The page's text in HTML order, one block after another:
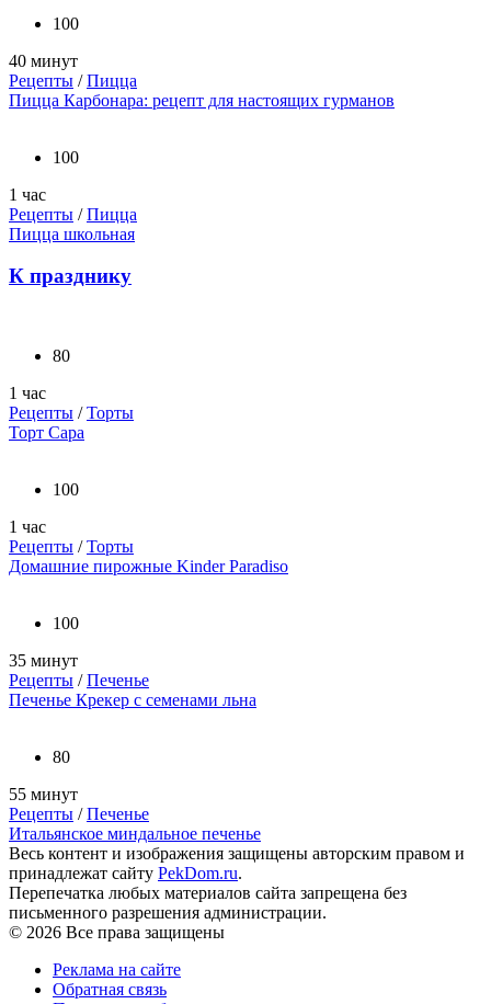
100
40 минут
Рецепты /Пицца
Пицца Карбонара: рецепт для настоящих гурманов
100
1 час
Рецепты /Пицца
Пицца школьная
К празднику
80
1 час
Рецепты /Торты
Торт Сара
100
1 час
Рецепты /Торты
Домашние пирожные Kinder Paradiso
100
35 минут
Рецепты /Печенье
Печенье Крекер с семенами льна
80
55 минут
Рецепты /Печенье
Итальянское миндальное печенье
Весь контент и изображения защищены авторским правом и
принадлежат сайту PekDom.ru.
Перепечатка любых материалов сайта запрещена без
письменного разрешения администрации.
© 2026 Все права защищены
Реклама на сайте
Обратная связь